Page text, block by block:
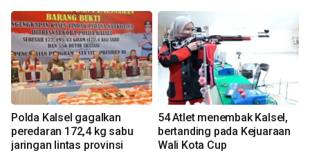
Polda Kalsel gagalkan
peredaran 172,4 kg sabu
jaringan lintas provinsi
54 Atlet menembak Kalsel,
bertanding pada Kejuaraan
Wali Kota Cup